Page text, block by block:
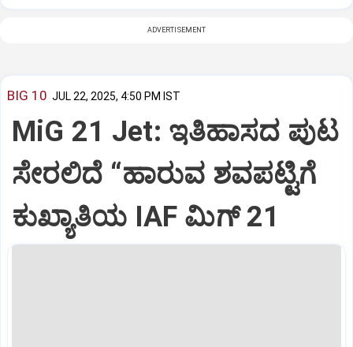
ADVERTISEMENT
BIG 10 JUL 22, 2025, 4:50 PM IST
MiG 21 Jet: ಇತಿಹಾಸದ ಪುಟ
ಸೇರಲಿದೆ “ಹಾರುವ ಶವಪಟ್ಟಿಗೆ
ಕುಖ್ಯಾತಿಯ IAF ಮಿಗ್‌ 21